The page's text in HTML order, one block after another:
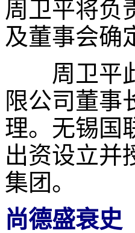
周卫平将负
及董事会确
周卫平此
限公司董事
理。无锡国
出资设立并
集团。
尚德盛衰史